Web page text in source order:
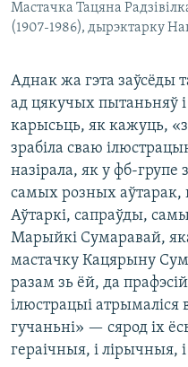
Мастачка Тацяна
(1907-1986), дырэктарку
Аднак жа гэта заўсёды
ад цякучых пытаньняў
карысьць, як кажуць,
зрабіла сваю
назірала, як у фб-групе
самых розных аўтарак,
Аўтаркі, сапраўды,
Марыйкі Сумаравай,
мастачку Кацярыну
разам зь ёй, да
ілюстрацыі атрымаліся
гучаньні» — сярод іх
гераічныя, і лірычныя,